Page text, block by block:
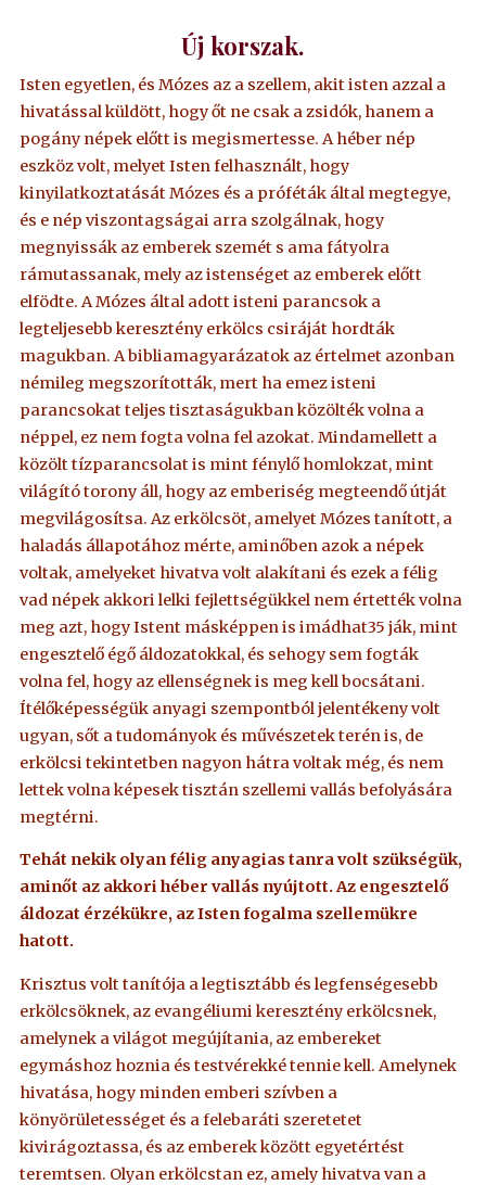
Új korszak.
Isten egyetlen, és Mózes az a szellem, akit isten azzal a
hivatással küldött, hogy őt ne csak a zsidók, hanem a
pogány népek előtt is megismertesse. A héber nép
eszköz volt, melyet Isten felhasznált, hogy
kinyilatkoztatását Mózes és a próféták által megtegye,
és e nép viszontagságai arra szolgálnak, hogy
megnyissák az emberek szemét s ama fátyolra
rámutassanak, mely az istenséget az emberek előtt
elfödte. A Mózes által adott isteni parancsok a
legteljesebb keresztény erkölcs csiráját hordták
magukban. A bibliamagyarázatok az értelmet azonban
némileg megszorították, mert ha emez isteni
parancsokat teljes tisztaságukban közölték volna a
néppel, ez nem fogta volna fel azokat. Mindamellett a
közölt tízparancsolat is mint fénylő homlokzat, mint
világító torony áll, hogy az emberiség megteendő útját
megvilágosítsa. Az erkölcsöt, amelyet Mózes tanított, a
haladás állapotához mérte, aminőben azok a népek
voltak, amelyeket hivatva volt alakítani és ezek a félig
vad népek akkori lelki fejlettségükkel nem értették volna
meg azt, hogy Istent másképpen is imádhat35 ják, mint
engesztelő égő áldozatokkal, és sehogy sem fogták
volna fel, hogy az ellenségnek is meg kell bocsátani.
Ítélőképességük anyagi szempontból jelentékeny volt
ugyan, sőt a tudományok és művészetek terén is, de
erkölcsi tekintetben nagyon hátra voltak még, és nem
lettek volna képesek tisztán szellemi vallás befolyására
megtérni.
Tehát nekik olyan félig anyagias tanra volt szükségük,
aminőt az akkori héber vallás nyújtott. Az engesztelő
áldozat érzékükre, az Isten fogalma szellemükre
hatott.
Krisztus volt tanítója a legtisztább és legfenségesebb
erkölcsöknek, az evangéliumi keresztény erkölcsnek,
amelynek a világot megújítania, az embereket
egymáshoz hoznia és testvérekké tennie kell. Amelynek
hivatása, hogy minden emberi szívben a
könyörületességet és a felebaráti szeretetet
kivirágoztassa, és az emberek között egyetértést
teremtsen. Olyan erkölcstan ez, amely hivatva van a